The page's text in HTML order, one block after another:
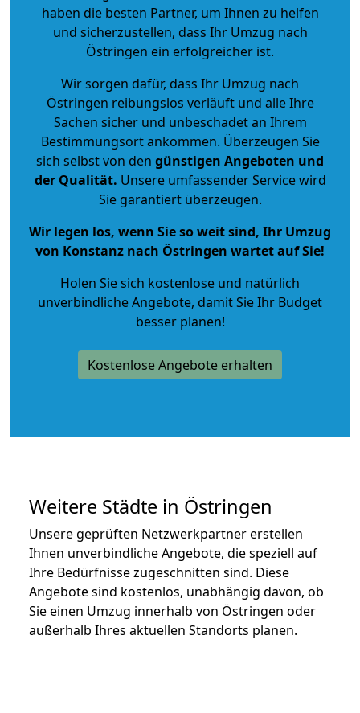
haben die besten Partner, um Ihnen zu helfen
und sicherzustellen, dass Ihr Umzug nach
Östringen ein erfolgreicher ist.
Wir sorgen dafür, dass Ihr Umzug nach
Östringen reibungslos verläuft und alle Ihre
Sachen sicher und unbeschadet an Ihrem
Bestimmungsort ankommen. Überzeugen Sie
sich selbst von den günstigen Angeboten und
der Qualität. Unsere umfassender Service wird
Sie garantiert überzeugen.
Wir legen los, wenn Sie so weit sind, Ihr Umzug
von Konstanz nach Östringen wartet auf Sie!
Holen Sie sich kostenlose und natürlich
unverbindliche Angebote, damit Sie Ihr Budget
besser planen!
Kostenlose Angebote erhalten
Weitere Städte in Östringen
Unsere geprüften Netzwerkpartner erstellen
Ihnen unverbindliche Angebote, die speziell auf
Ihre Bedürfnisse zugeschnitten sind. Diese
Angebote sind kostenlos, unabhängig davon, ob
Sie einen Umzug innerhalb von Östringen oder
außerhalb Ihres aktuellen Standorts planen.